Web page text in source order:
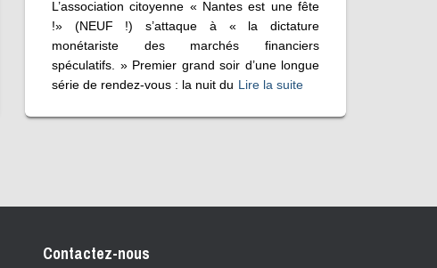
L’association citoyenne « Nantes est une fête
!» (NEUF !) s’attaque à « la dictature
monétariste des marchés financiers
spéculatifs. » Premier grand soir d’une longue
série de rendez-vous : la nuit du Lire la suite
Contactez-nous